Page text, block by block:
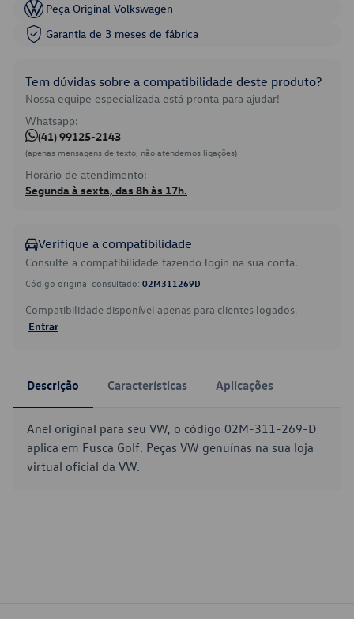
Peça Original Volkswagen
Garantia de 3 meses de fábrica
Tem dúvidas sobre a compatibilidade deste produto?
Nossa equipe especializada está pronta para ajudar!
Whatsapp:
(41) 99125-2143
(apenas mensagens de texto, não atendemos ligações)
Horário de atendimento:
Segunda à sexta, das 8h às 17h.
Verifique a compatibilidade
Consulte a compatibilidade fazendo login na sua conta.
Código original consultado: 02M311269D
Compatibilidade disponível apenas para clientes logados.
Entrar
Descrição Características Aplicações
Anel original para seu VW, o código 02M-311-269-D
aplica em Fusca Golf. Peças VW genuínas na sua loja
virtual oficial da VW.